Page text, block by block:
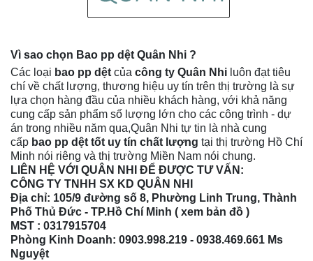
Vì sao chọn Bao pp dệt Quân Nhi ?
Các loại bao pp dệt của công ty Quân Nhi luôn đạt tiêu
chí về chất lượng, thương hiệu uy tín trên thị trường là sự
lựa chọn hàng đầu của nhiều khách hàng, với khả năng
cung cấp sản phẩm số lượng lớn cho các công trình - dự
án trong nhiều năm qua,Quân Nhi tự tin là nhà cung
cấp bao pp dệt tốt uy tín chất lượng tại thị trường Hồ Chí
Minh nói riêng và thị trường Miền Nam nói chung.
LIÊN HỆ VỚI QUÂN NHI ĐỂ ĐƯỢC TƯ VẤN:
CÔNG TY TNHH SX KD QUÂN NHI
Địa chỉ: 105/9 đường số 8, Phường Linh Trung, Thành
Phố Thủ Đức - TP.Hồ Chí Minh ( xem bản đồ )
MST : 0317915704
Phòng Kinh Doanh: 0903.998.219 - 0938.469.661 Ms
Nguyệt